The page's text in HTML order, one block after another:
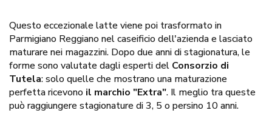
Questo eccezionale latte viene poi trasformato in
Parmigiano Reggiano nel caseificio dell'azienda e lasciato
maturare nei magazzini. Dopo due anni di stagionatura, le
forme sono valutate dagli esperti del Consorzio di
Tutela: solo quelle che mostrano una maturazione
perfetta ricevono il marchio "Extra". Il meglio tra queste
può raggiungere stagionature di 3, 5 o persino 10 anni.